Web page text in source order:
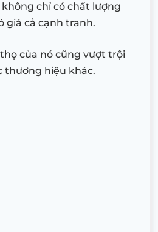
chỉ có chất lượng
giá cả cạnh tranh.
của nó cũng vượt trội
thương hiệu khác.